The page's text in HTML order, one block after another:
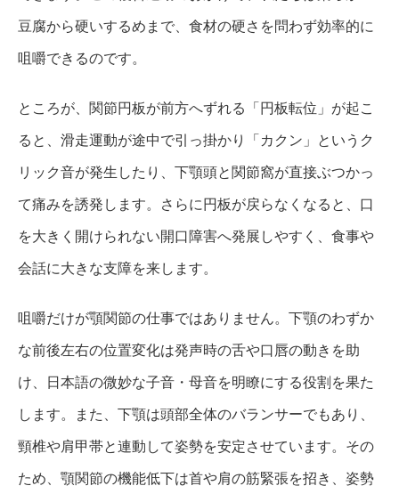
豆腐から硬いするめまで、食材の硬さを問わず効率的に
咀嚼できるのです。
ところが、関節円板が前方へずれる「円板転位」が起こ
ると、滑走運動が途中で引っ掛かり「カクン」というク
リック音が発生したり、下顎頭と関節窩が直接ぶつかっ
て痛みを誘発します。さらに円板が戻らなくなると、口
を大きく開けられない開口障害へ発展しやすく、食事や
会話に大きな支障を来します。
咀嚼だけが顎関節の仕事ではありません。下顎のわずか
な前後左右の位置変化は発声時の舌や口唇の動きを助
け、日本語の微妙な子音・母音を明瞭にする役割を果た
します。また、下顎は頭部全体のバランサーでもあり、
頸椎や肩甲帯と連動して姿勢を安定させています。その
ため、顎関節の機能低下は首や肩の筋緊張を招き、姿勢